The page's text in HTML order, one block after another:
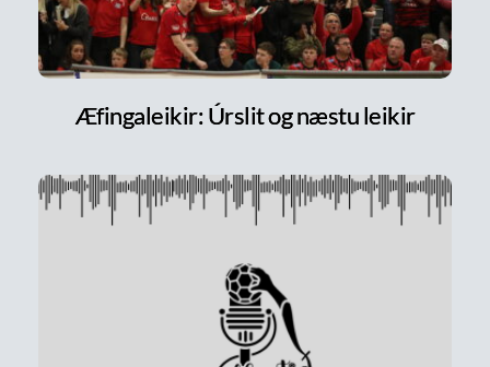
Æfingaleikir: Úrslit og næstu leikir